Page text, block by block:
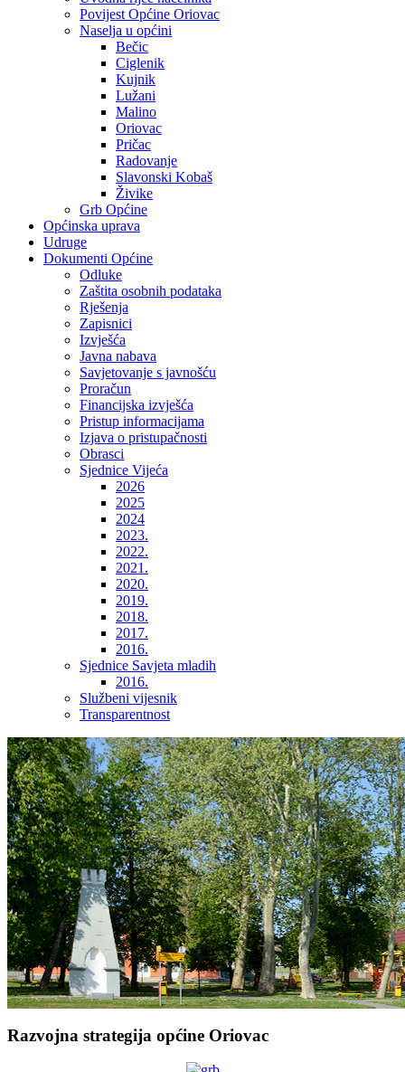
Povijest Općine Oriovac
Naselja u općini
Bečic
Ciglenik
Kujnik
Lužani
Malino
Oriovac
Pričac
Radovanje
Slavonski Kobaš
Živike
Grb Općine
Općinska uprava
Udruge
Dokumenti Općine
Odluke
Zaštita osobnih podataka
Rješenja
Zapisnici
Izvješća
Javna nabava
Savjetovanje s javnošću
Proračun
Financijska izvješća
Pristup informacijama
Izjava o pristupačnosti
Obrasci
Sjednice Vijeća
2026
2025
2024
2023.
2022.
2021.
2020.
2019.
2018.
2017.
2016.
Sjednice Savjeta mladih
2016.
Službeni vijesnik
Transparentnost
Razvojna strategija općine Oriovac